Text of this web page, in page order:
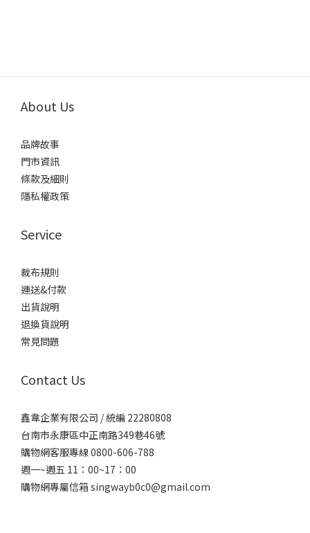
About Us
品牌故事
門市資訊
條款及細則
隱私權政策
Service
裁布規則
運送&付款
出貨說明
退換貨說明
常見問題
Contact Us
鑫韋企業有限公司 / 統編 22280808
台南市永康區中正南路349巷46號
購物網客服專線 0800-606-788
週一~週五 11：00~17：00
購物網專屬信箱 singwayb0c0@gmail.com